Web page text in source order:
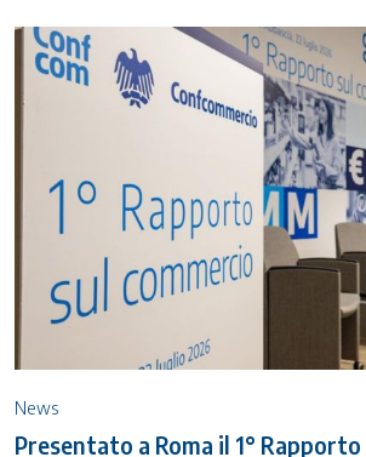
News
Presentato a Roma il 1° Rapporto